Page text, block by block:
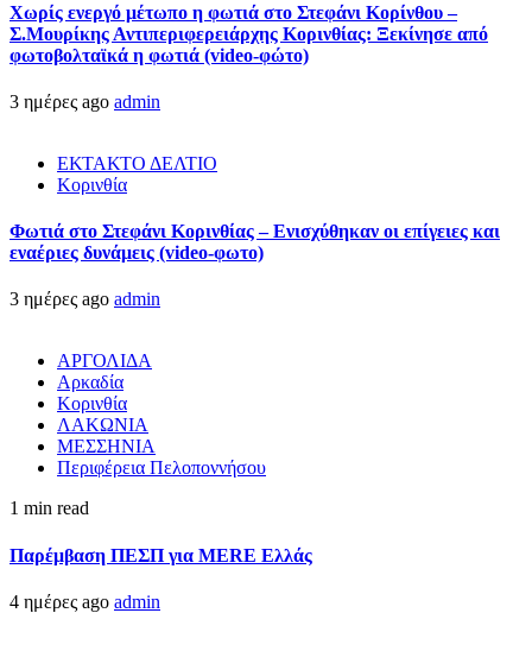
Χωρίς ενεργό μέτωπο η φωτιά στο Στεφάνι Κορίνθου –
Σ.Μουρίκης Αντιπεριφερειάρχης Κορινθίας: Ξεκίνησε από
φωτοβολταϊκά η φωτιά (video-φώτο)
3 ημέρες ago admin
ΕΚΤΑΚΤΟ ΔΕΛΤΙΟ
Κορινθία
Φωτιά στο Στεφάνι Κορινθίας – Ενισχύθηκαν οι επίγειες και
εναέριες δυνάμεις (video-φωτο)
3 ημέρες ago admin
ΑΡΓΟΛΙΔΑ
Αρκαδία
Κορινθία
ΛΑΚΩΝΙΑ
ΜΕΣΣΗΝΙΑ
Περιφέρεια Πελοποννήσου
1 min read
Παρέμβαση ΠΕΣΠ για MERE Ελλάς
4 ημέρες ago admin